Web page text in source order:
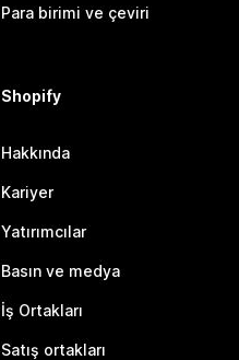
Para birimi ve çeviri
Shopify
Hakkında
Kariyer
Yatırımcılar
Basın ve medya
İş Ortakları
Satış ortakları